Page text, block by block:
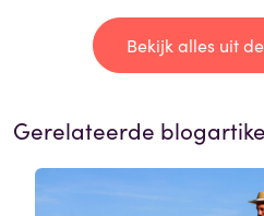
Bekijk alles uit
Gerelateerde